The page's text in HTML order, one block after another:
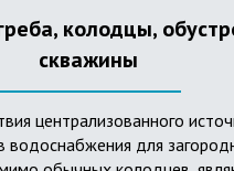
по сравнению с
колодцы,
скважины
централизованного
водоснабжения для